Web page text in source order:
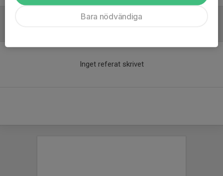
Inget referat skrivet
Bara nödvändiga